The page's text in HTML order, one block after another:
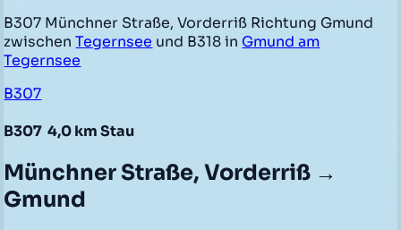
B307 Münchner Straße, Vorderriß Richtung Gmund
zwischenTegernsee und B318 in Gmund am
Tegernsee
B307
B307 4,0 km Stau
Münchner Straße, Vorderriß →
Gmund